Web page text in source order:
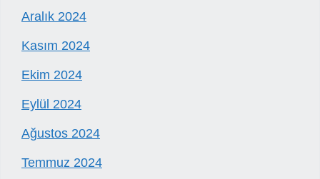
Aralık 2024
Kasım 2024
Ekim 2024
Eylül 2024
Ağustos 2024
Temmuz 2024